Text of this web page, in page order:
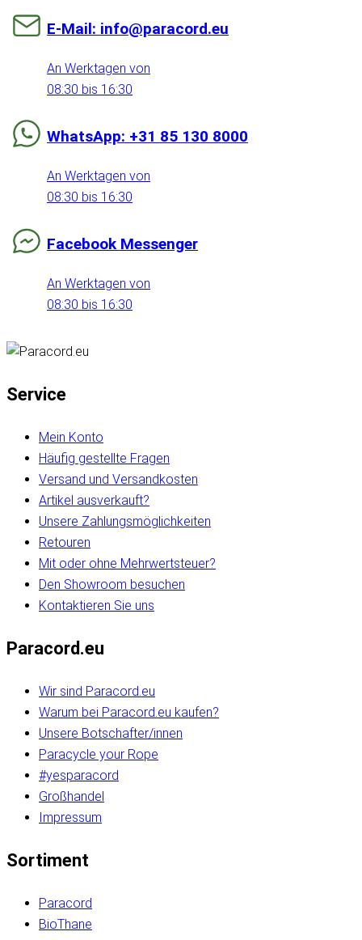
E-Mail: info@paracord.eu
An Werktagen von
08:30 bis 16:30
WhatsApp: +31 85 130 8000
An Werktagen von
08:30 bis 16:30
Facebook Messenger
An Werktagen von
08:30 bis 16:30
Service
Mein Konto
Häufig gestellte Fragen
Versand und Versandkosten
Artikel ausverkauft?
Unsere Zahlungsmöglichkeiten
Retouren
Mit oder ohne Mehrwertsteuer?
Den Showroom besuchen
Kontaktieren Sie uns
Paracord.eu
Wir sind Paracord.eu
Warum bei Paracord.eu kaufen?
Unsere Botschafter/innen
Paracycle your Rope
#yesparacord
Großhandel
Impressum
Sortiment
Paracord
BioThane